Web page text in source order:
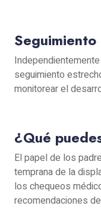
Seguimiento
seguimiento
monitorear el
¿Qué
El papel de los
temprana de la
los chequeos
recomendaciones